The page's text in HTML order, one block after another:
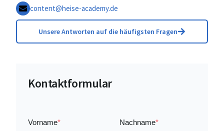
content@heise-academy.de
Unsere Antworten auf die häufigsten Fragen
Kontaktformular
Vorname* Nachname*